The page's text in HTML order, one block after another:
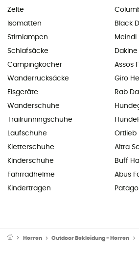
Zelte
Isomatten
Stirnlampen
Schlafsäcke
Campingkocher
Wanderrucksäcke
Eisgeräte
Wanderschuhe
Trailrunningschuhe
Laufschuhe
Kletterschuhe
Kinderschuhe
Fahrradhelme
Kindertragen
Black
Meindl
Assos
Giro
Rab
Ortlieb
Altra
Buff
Abus
Herren Outdoor Bekleidung - Herren